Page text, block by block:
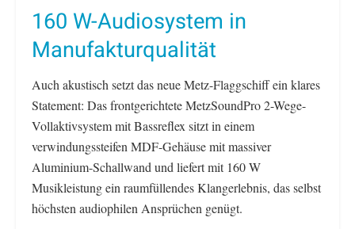
160 W-Audiosystem in
Manufakturqualität
Auch akustisch setzt das neue Metz-Flaggschiff ein klares
Statement: Das frontgerichtete MetzSoundPro 2-Wege-
Vollaktivsystem mit Bassreflex sitzt in einem
verwindungssteifen MDF-Gehäuse mit massiver
Aluminium-Schallwand und liefert mit 160 W
Musikleistung ein raumfüllendes Klangerlebnis, das selbst
höchsten audiophilen Ansprüchen genügt.